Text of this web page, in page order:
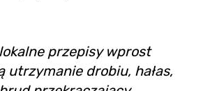
przepisy wprost
utrzymanie drobiu, hałas,